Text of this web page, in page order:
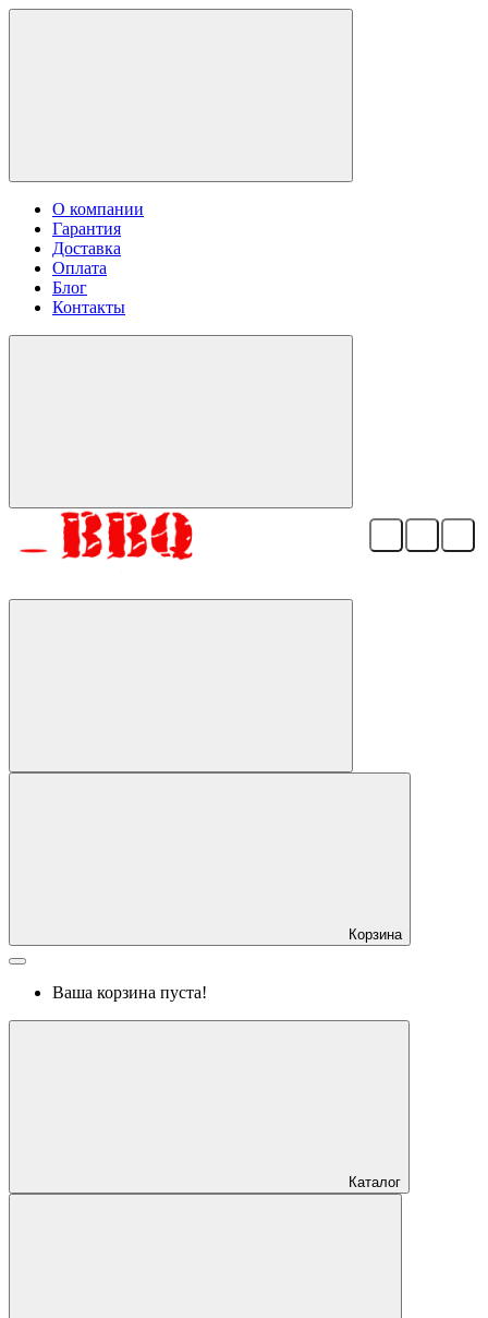
О компании
Гарантия
Доставка
Оплата
Блог
Контакты
Корзина
Ваша корзина пуста!
Каталог